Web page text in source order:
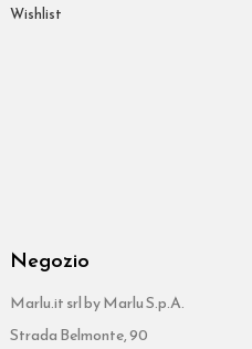
Wishlist
Negozio
Marlu.it srl by Marlu S.p.A.
Strada Belmonte, 90